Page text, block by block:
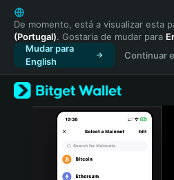
English
日本語
Tiếng Việt
Русский
Español (Latinoamérica)
Türkçe
Italiano
De momento, está a visualizar esta
(Portugal). Gostaria de mudar para
Mudar para
English
Continuar